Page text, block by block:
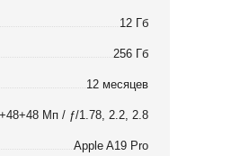
12 Гб
256 Гб
12 месяцев
Мп / ƒ/1.78, 2.2, 2.8
Apple A19 Pro